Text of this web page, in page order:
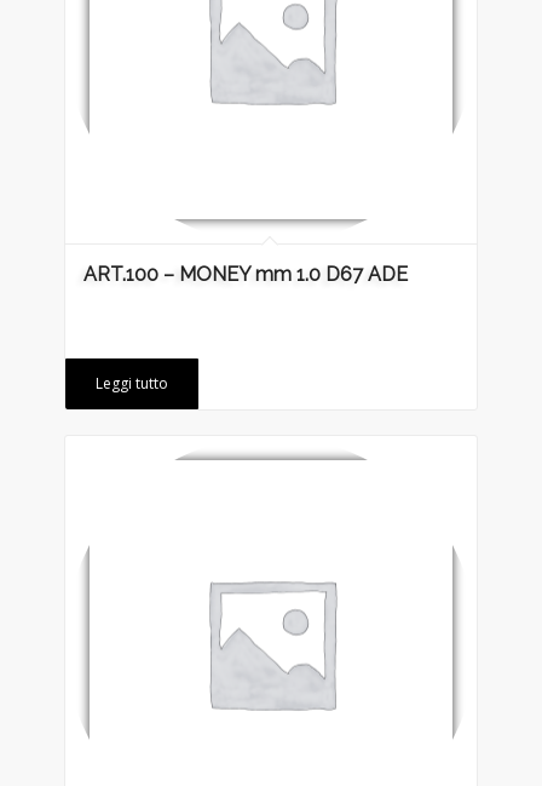
ART.100 – MONEY mm 1.0 D67 ADE
Leggi tutto